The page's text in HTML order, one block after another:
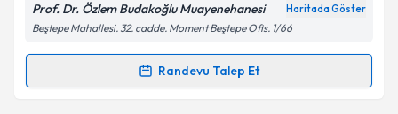
Kişisel verilerimin işlenmesine ilişkinAydınlatma
Metni'ni okudum ve kişisel verilerimin belirtilen
kapsamda işlenmesini kabul ediyorum.
Prof. Dr. Özlem Budakoğlu Muayenehanesi Haritada Göster
Beştepe Mahallesi. 32. cadde. Moment Beştepe Ofis. 1/66
Randevu Talep Et
Randevu Takvimi Talebi